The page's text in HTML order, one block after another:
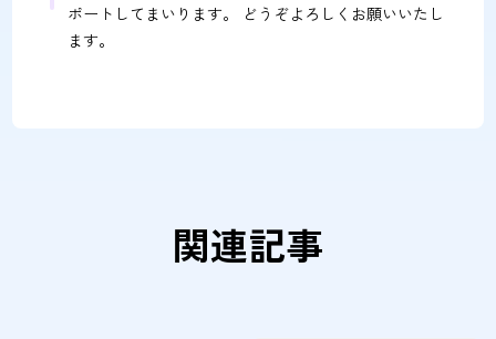
ポートしてまいります。 どうぞよろしくお願いいたし
ます。
関連記事